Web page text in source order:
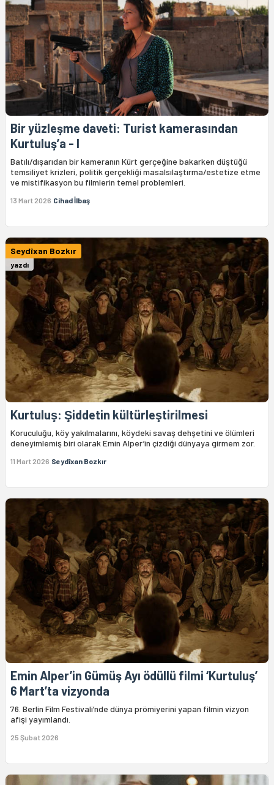
Bir yüzleşme daveti: Turist kamerasından
Kurtuluş’a - I
Batılı/dışarıdan bir kameranın Kürt gerçeğine bakarken düştüğü
temsiliyet krizleri, politik gerçekliği masalsılaştırma/estetize etme
ve mistifikasyon bu filmlerin temel problemleri.
13 Mart 2026 Cihad İlbaş
Seydîxan Bozkır
yazdı
Kurtuluş: Şiddetin kültürleştirilmesi
Koruculuğu, köy yakılmalarını, köydeki savaş dehşetini ve ölümleri
deneyimlemiş biri olarak Emin Alper’in çizdiği dünyaya girmem zor.
11 Mart 2026 Seydîxan Bozkır
Emin Alper’in Gümüş Ayı ödüllü filmi ‘Kurtuluş’
6 Mart’ta vizyonda
76. Berlin Film Festivali’nde dünya prömiyerini yapan filmin vizyon
afişi yayımlandı.
25 Şubat 2026